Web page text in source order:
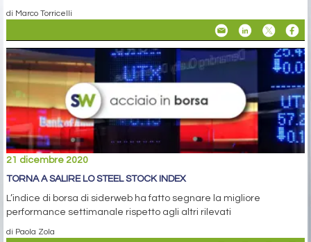
di Marco Torricelli
21 dicembre 2020
TORNA A SALIRE LO STEEL STOCK INDEX
L’indice di borsa di siderweb ha fatto segnare la migliore
performance settimanale rispetto agli altri rilevati
di Paola Zola